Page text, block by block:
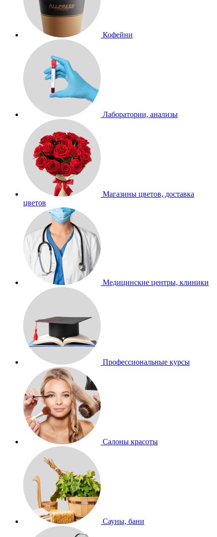
Кофейни
Лаборатории, анализы
Магазины цветов, доставка
цветов
Медицинские центры, клиники
Профессиональные курсы
Салоны красоты
Сауны, бани